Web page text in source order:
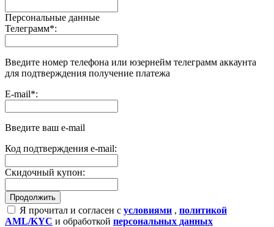
Персональные данные
Телеграмм*:
Введите номер телефона или юзернейм телеграмм аккаунта
для подтверждения получение платежа
E-mail*:
Введите ваш e-mail
Код подтверждения e-mail:
Скидочный купон:
Я прочитал и согласен с условиями , политикой
AML/KYC и обработкой персональных данных